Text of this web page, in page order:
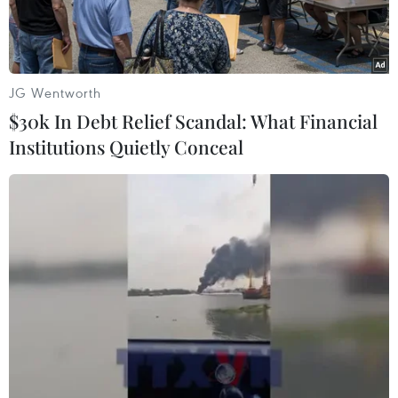
(Ảnh: Văn Đức/TTXVN)
Tối 7/2, Ủy ban Nhân dân tỉnh Quảng Ninh ra
công văn hỏa tốc số 788/UBND-GT1 về việc điều
chỉnh phương án tổ chức hoạt động vận tải phục
vụ phòng chống dịch COVID-19 trên địa bàn.
JG Wentworth
$30k In Debt Relief Scandal: What Financial
Institutions Quietly Conceal